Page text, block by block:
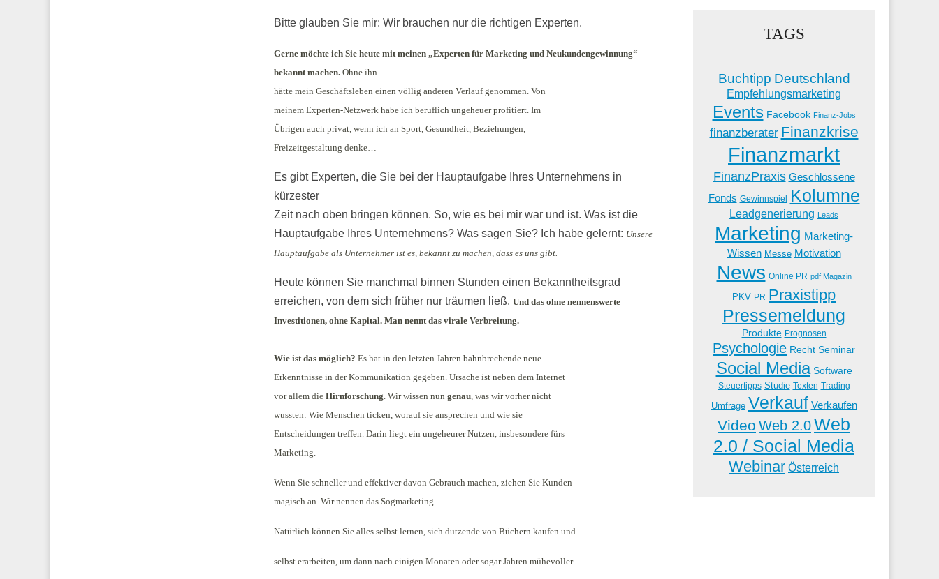
Bitte glauben Sie mir: Wir brauchen nur die richtigen Experten.
Gerne möchte ich Sie heute mit meinen „Experten für Marketing und Neukundengewinnung“
bekannt machen. Ohne ihn
hätte mein Geschäftsleben einen völlig anderen Verlauf genommen. Von
meinem Experten-Netzwerk habe ich beruflich ungeheuer profitiert. Im
Übrigen auch privat, wenn ich an Sport, Gesundheit, Beziehungen,
Freizeitgestaltung denke…
Es gibt Experten, die Sie bei der Hauptaufgabe Ihres Unternehmens in
kürzester
Zeit nach oben bringen können. So, wie es bei mir war und ist. Was ist die
Hauptaufgabe Ihres Unternehmens? Was sagen Sie? Ich habe gelernt: Unsere
Hauptaufgabe als Unternehmer ist es, bekannt zu machen, dass es uns gibt.
Heute können Sie manchmal binnen Stunden einen Bekanntheitsgrad
erreichen, von dem sich früher nur träumen ließ. Und das ohne nennenswerte
Investitionen, ohne Kapital. Man nennt das virale Verbreitung.
Wie ist das möglich? Es hat in den letzten Jahren bahnbrechende neue
Erkenntnisse in der Kommunikation gegeben. Ursache ist neben dem Internet
vor allem die Hirnforschung. Wir wissen nun genau, was wir vorher nicht
wussten: Wie Menschen ticken, worauf sie ansprechen und wie sie
Entscheidungen treffen. Darin liegt ein ungeheurer Nutzen, insbesondere fürs
Marketing.
Wenn Sie schneller und effektiver davon Gebrauch machen, ziehen Sie Kunden
magisch an. Wir nennen das Sogmarketing.
Natürlich können Sie alles selbst lernen, sich dutzende von Büchern kaufen und
selbst erarbeiten, um dann nach einigen Monaten oder sogar Jahren mühevoller
TAGS
Buchtipp Deutschland
Empfehlungsmarketing
Events Facebook Finanz-Jobs
finanzberater Finanzkrise
Finanzmarkt
FinanzPraxis Geschlossene
Fonds Gewinnspiel Kolumne
Leadgenerierung Leads
Marketing Marketing-
Wissen Messe Motivation
News Online PR pdf Magazin
PKV PR Praxistipp
Pressemeldung
Produkte Prognosen
Psychologie Recht Seminar
Social Media Software
Steuertipps Studie Texten Trading
Umfrage Verkauf Verkaufen
Video Web 2.0Web
2.0 / Social Media
Webinar Österreich